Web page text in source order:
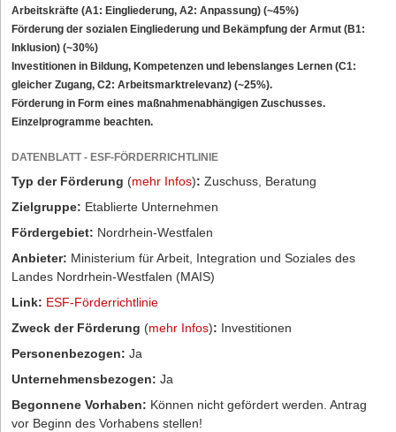
Arbeitskräfte (A1: Eingliederung, A2: Anpassung) (~45%)
Förderung der sozialen Eingliederung und Bekämpfung der Armut (B1:
Inklusion) (~30%)
Investitionen in Bildung, Kompetenzen und lebenslanges Lernen (C1:
gleicher Zugang, C2: Arbeitsmarktrelevanz) (~25%).
Förderung in Form eines maßnahmenabhängigen Zuschusses.
Einzelprogramme beachten.
DATENBLATT - ESF-FÖRDERRICHTLINIE
Typ der Förderung (mehr Infos): Zuschuss, Beratung
Zielgruppe: Etablierte Unternehmen
Fördergebiet: Nordrhein-Westfalen
Anbieter: Ministerium für Arbeit, Integration und Soziales des
Landes Nordrhein-Westfalen (MAIS)
Link: ESF-Förderrichtlinie
Zweck der Förderung (mehr Infos): Investitionen
Personenbezogen: Ja
Unternehmensbezogen: Ja
Begonnene Vorhaben: Können nicht gefördert werden. Antrag
vor Beginn des Vorhabens stellen!